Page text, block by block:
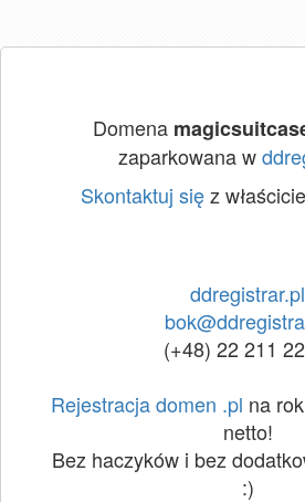
Domena
zaparkowana w
Skontaktuj sięz
ddregistrar.pl
(+48) 22 211
Rejestracja domen .pl na
netto!
Bez haczyków i bez
:)